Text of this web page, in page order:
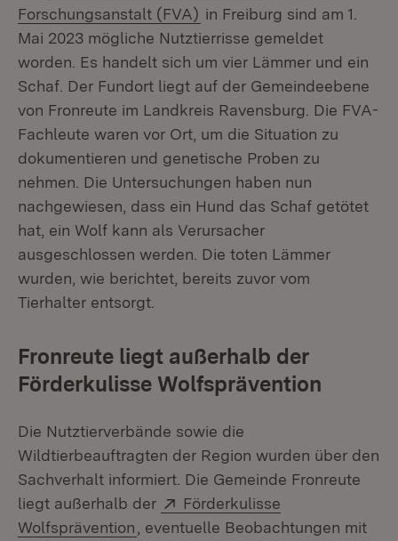
Forschungsanstalt (FVA) (Öffnet in neuem Fenster)
in Freiburg sind am 1.
Mai 2023 mögliche Nutztierrisse gemeldet
worden. Es handelt sich um vier Lämmer und ein
Schaf. Der Fundort liegt auf der Gemeindeebene
von Fronreute im Landkreis Ravensburg. Die FVA-
Fachleute waren vor Ort, um die Situation zu
dokumentieren und genetische Proben zu
nehmen. Die Untersuchungen haben nun
nachgewiesen, dass ein Hund das Schaf getötet
hat, ein Wolf kann als Verursacher
ausgeschlossen werden. Die toten Lämmer
wurden, wie berichtet, bereits zuvor vom
Tierhalter entsorgt.
Fronreute liegt außerhalb der
Förderkulisse Wolfsprävention
Die Nutztierverbände sowie die
Wildtierbeauftragten der Region wurden über den
Sachverhalt informiert. Die Gemeinde Fronreute
liegt außerhalb der
Extern:
För­derkulisse
Wolfsprävention (Öffnet in neuem Fenster)
, eventuelle Beobachtungen mit